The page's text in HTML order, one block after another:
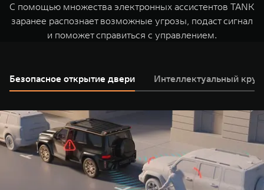
Вас в атмосферу любимого симфонического концерта
С помощью множества электронных ассистентов TANK
заранее распознает возможные угрозы, подаст сигнал
и поможет справиться с управлением.
Безопасное открытие двери Интеллектуальный